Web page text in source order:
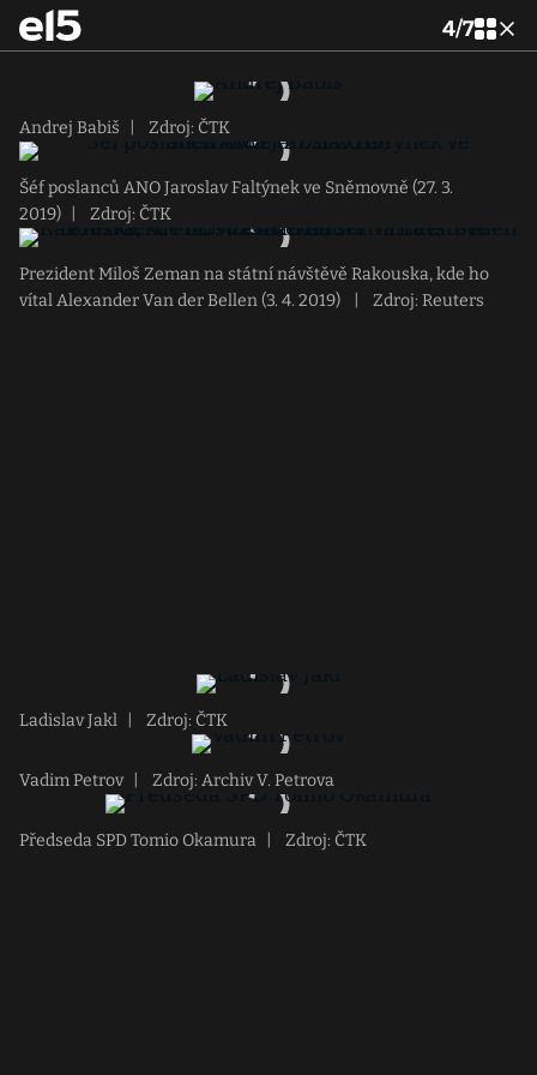
4/7
Andrej Babiš Zdroj: ČTK
Šéf poslanců ANO Jaroslav Faltýnek ve Sněmovně (27. 3.
2019)
Zdroj: ČTK
Prezident Miloš Zeman na státní návštěvě Rakouska, kde ho
vítal Alexander Van der Bellen (3. 4. 2019)
Zdroj: Reuters
Ladislav Jakl Zdroj: ČTK
Vadim Petrov Zdroj: Archiv V. Petrova
Předseda SPD Tomio Okamura Zdroj: ČTK